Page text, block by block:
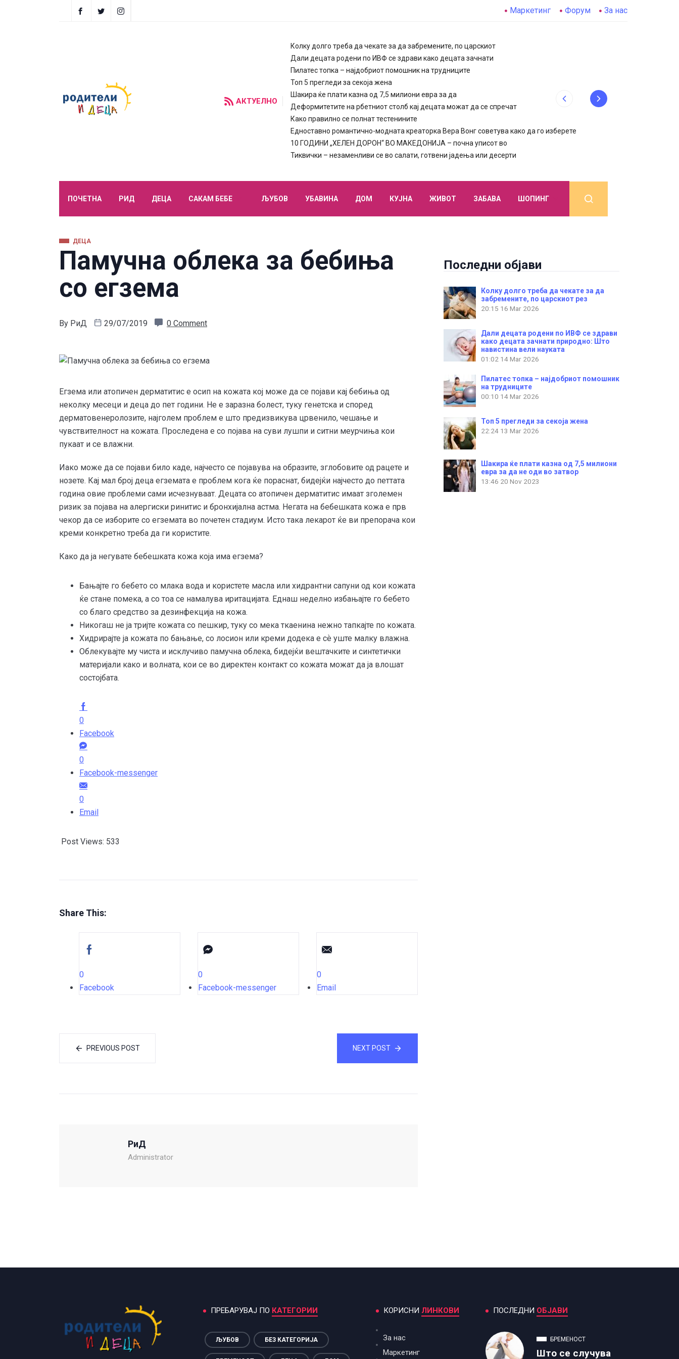
Маркетинг Форум За нас
АКТУЕЛНО
Колку долго треба да чекате за да забремените, по царскиот
Дали децата родени по ИВФ се здрави како децата зачнати
Пилатес топка – најдобриот помошник на трудниците
Топ 5 прегледи за секоја жена
Шакира ќе плати казна од 7,5 милиони евра за да
Деформитетите на рбетниот столб кај децата можат да се спречат
Како правилно се полнат тестенините
Едноставно романтично-модната креаторка Вера Вонг советува како да го изберете
10 ГОДИНИ „ХЕЛЕН ДОРОН“ ВО МАКЕДОНИЈА – почна уписот во
Тиквички – незаменливи се во салати, готвени јадења или десерти
ПОЧЕТНА РИД ДЕЦА САКАМ БЕБЕ ЉУБОВ УБАВИНА ДОМ КУЈНА ЖИВОТ ЗАБАВА ШОПИНГ
ДЕЦА
Памучна облека за бебиња
со егзема
By РиД 29/07/2019 0 Comment
Егземa или атопичен дерматитис е осип на кожата кој може да се појави кај бебиња од
неколку месеци и деца до пет години. Не е зарaзна болест, туку генетска и според
дерматовенеролозите, најголем проблем е што предизвикува црвенило, чешање и
чувствителност на кожата. Проследена е со појава на суви лушпи и ситни меурчиња кои
пукаат и се влажни.
Иако може да се појави било каде, најчесто се појавува на образите, зглобовите од рацете и
нозете. Кај мал број деца егземата е проблем кога ќе пораснат, бидејќи најчесто до петтата
година овие проблеми сами исчезнуваат. Децата со атопичен дерматитис имаат зголемен
ризик за појава на алергиски ринитис и бронхијална астма. Негата на бебешката кожа е прв
чекор да се изборите со егземата во почетен стадиум. Исто така лекарот ќе ви препорача кои
креми конкретно треба да ги користите.
Како да ја негувате бебешката кожа која има егзема?
Бањајте го бебето со млака вода и користете масла или хидрантни сапуни од кои кожата
ќе стане помека, а со тоа се намалува иритацијата. Еднаш неделно избањајте го бебето
со благо средство за дезинфекција на кожа.
Никогаш не ја тријте кожата со пешкир, туку со мека ткаенина нежно тапкајте по кожата.
Хидрирајте ја кожата по бањање, со лосион или креми додека е сѐ уште малку влажна.
Облекувајте му чиста и исклучиво памучна облека, бидејќи вештачките и синтетички
материјали како и волната, кои се во директен контакт со кожата можат да ја влошат
состојбата.
0
Facebook
0
Facebook-messenger
0
Email
Post Views: 533
Share This:
0
Facebook
0
Facebook-messenger
0
Email
PREVIOUS POST NEXT POST
РиД
Administrator
Последни објави
Колку долго треба да чекате за да
забремените, по царскиот рез
20:15 16 Mar 2026
Дали децата родени по ИВФ се здрави
како децата зачнати природно: Што
навистина вели науката
01:02 14 Mar 2026
Пилатес топка – најдобриот помошник
на трудниците
00:10 14 Mar 2026
Топ 5 прегледи за секоја жена
22:24 13 Mar 2026
Шакира ќе плати казна од 7,5 милиони
евра за да не оди во затвор
13:46 20 Nov 2023
ПРЕБАРУВАЈ ПО КАТЕГОРИИ
ЉУБОВ БЕЗ КАТЕГОРИЈА
КОРИСНИ ЛИНКОВИ
За нас
Маркетинг
ПОСЛЕДНИ ОБЈАВИ
БРЕМЕНОСТ
Што се случува